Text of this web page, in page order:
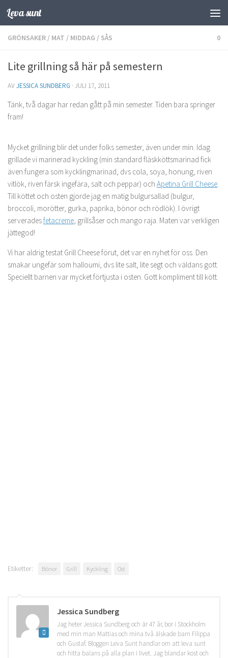
Hoppa till innehåll
Leva sunt
GRÖNSAKER / MAT / MIDDAG / SÅS 0
Lite grillning så här på semestern
AVJESSICA SUNDBERG · JULI 17, 2011
Tänk, två dagar har redan gått på min semester. Tiden bara springer
fram!
Mycket grillning blir det under folks semester, även under min. Idag
grillade vi marinerad kyckling (min standard fläskköttsmarinad fick
även fungera som kycklingmarinad, dvs cola, soya, honung, riven
vitlök, riven färsk ingefära, salt och peppar) och Apetina Grill Cheese.
Till köttet och osten gjorde jag en matig bulgursallad (bulgur,
broccoli, morötter, gurka, paprika, bönor och rödlök). I övrigt
serveradesfetacreme, grillsåser och mango raja. Maten var verkligen
jättegod!
Vi har aldrig testat Grill Cheese förut, det var en nyhet för oss. Den
smakar ungefär som halloumi, dvs lite salt, lite segt och väldans gott.
Speciellt barnen var mycket förtjusta i osten. Gott kompliment till kött.
Etiketter: Bönor Grill Kyckling Ost
Jessica Sundberg
Jag heter Jessica Sundberg och är 47 år, bor i Stockholm
med min man Mattias och mina två älskade barn Filippa
och Gustaf. Bloggen Leva Sunt handlar om att leva sunt
och hitta balans på alla plan i livet. Jag blandar kost och